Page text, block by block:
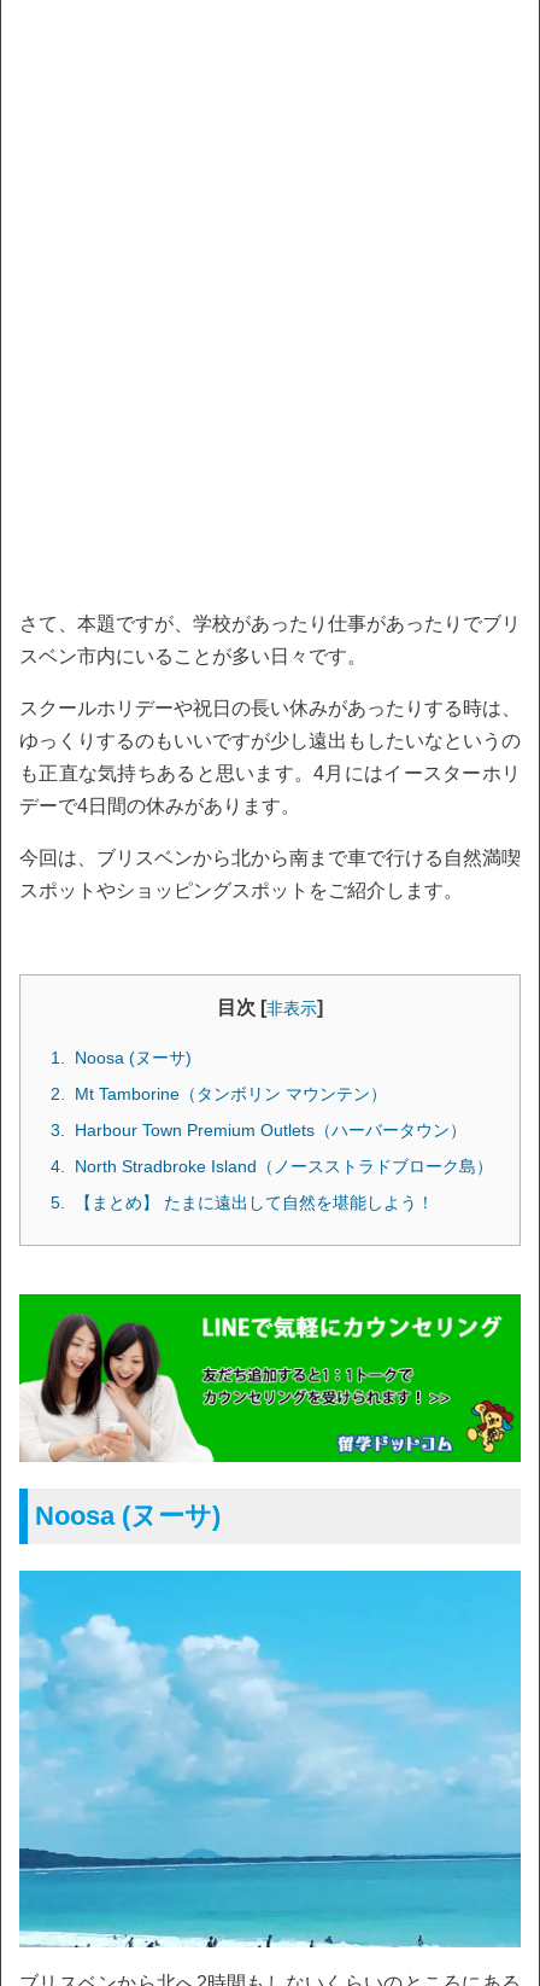
さて、本題ですが、学校があったり仕事があったりでブリ
スベン市内にいることが多い日々です。
スクールホリデーや祝日の長い休みがあったりする時は、
ゆっくりするのもいいですが少し遠出もしたいなというの
も正直な気持ちあると思います。4月にはイースターホリ
デーで4日間の休みがあります。
今回は、ブリスベンから北から南まで車で行ける自然満喫
スポットやショッピングスポットをご紹介します。
目次 [非表示]
Noosa (ヌーサ)
Mt Tamborine（タンボリン マウンテン）
Harbour Town Premium Outlets（ハーバータウン）
North Stradbroke Island（ノースストラドブローク島）
【まとめ】 たまに遠出して自然を堪能しよう！
Noosa (ヌーサ)